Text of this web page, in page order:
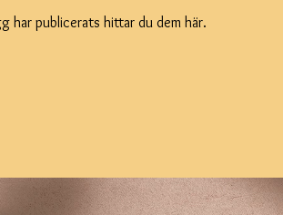
har publicerats hittar du dem här.